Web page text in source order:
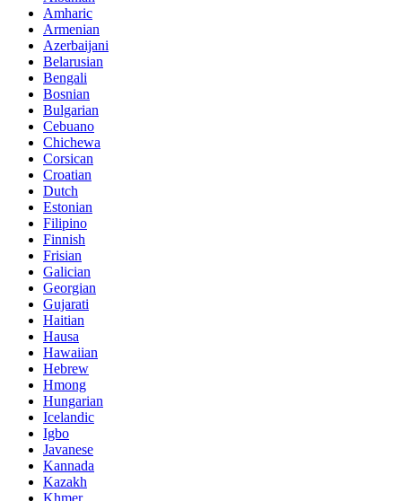
Amharic
Armenian
Azerbaijani
Belarusian
Bengali
Bosnian
Bulgarian
Cebuano
Chichewa
Corsican
Croatian
Dutch
Estonian
Filipino
Finnish
Frisian
Galician
Georgian
Gujarati
Haitian
Hausa
Hawaiian
Hebrew
Hmong
Hungarian
Icelandic
Igbo
Javanese
Kannada
Kazakh
Khmer